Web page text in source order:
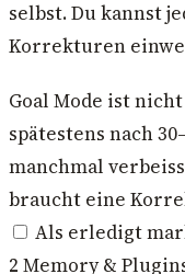
selbst. Du kannst
Korrekturen
Goal Mode ist
spätestens nach
manchmal
braucht eine
Als erledigt
2 Memory &